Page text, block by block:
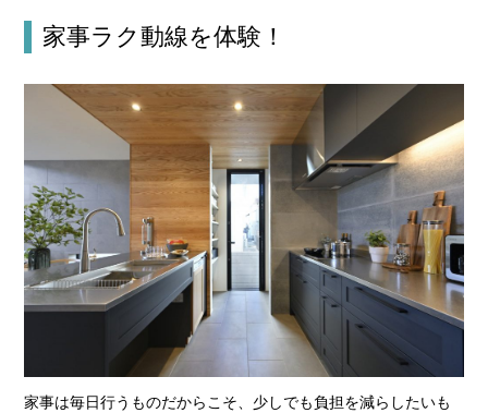
家事ラク動線を体験！
家事は毎日行うものだからこそ、少しでも負担を減らしたいも